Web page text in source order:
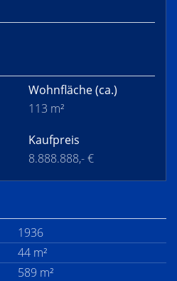
Wohnfläche(ca.)
113 m²
Kaufpreis
8.888.888,- €
1936
44 m²
589 m²